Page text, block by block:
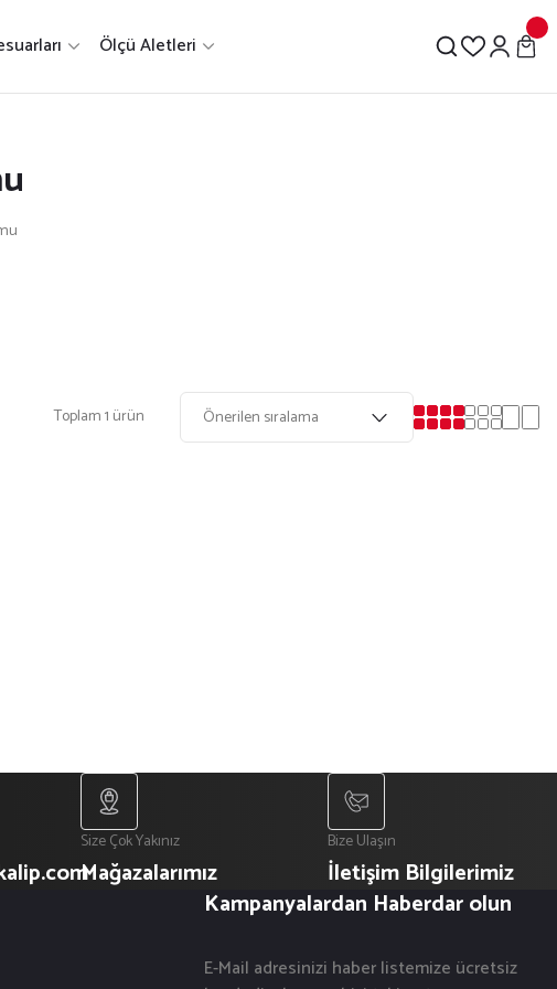
Ölçü Aletleri
Toplam 1 ürün
Size Çok Yakınız
Mağazalarımız
Bize Ulaşın
İletişim Bilgilerimiz
Kampanyalardan Haberdar olun
E-Mail adresinizi haber listemize ücretsiz